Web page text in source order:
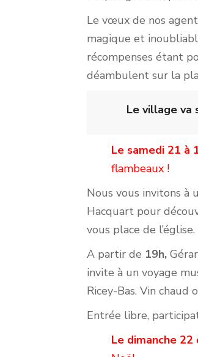
Le vœux de nos
magique et
récompenses étant
déambulent sur la
Le village va
Le samedi 21 à
flambeaux !
Nous vous invitons à
Hacquart pour
vous place de l’église.
A partir de 19h,
invite à un voyage
Ricey-Bas. Vin
Entrée libre,
Le dimanche 22
du Patrimoine
et des Moulins
factures avec PAYFiP
& déchetteries
du Patrimoine
et des Moulins
factures avec PAYFiP
& déchetteries